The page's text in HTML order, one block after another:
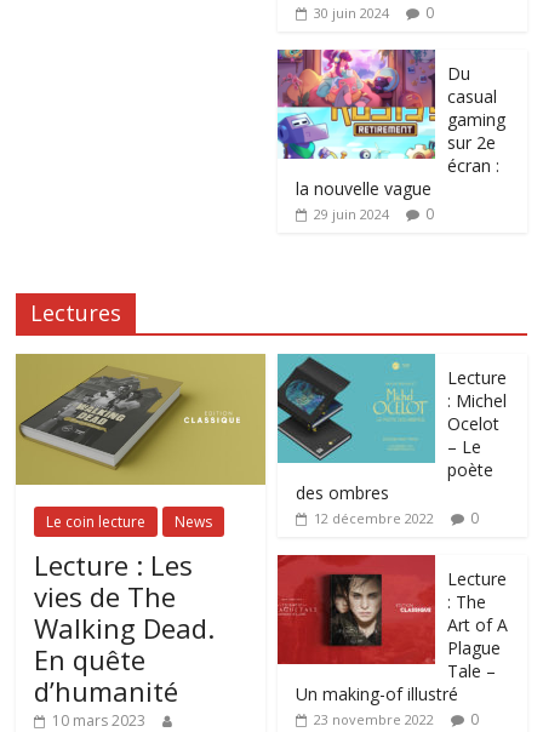
30 juin 2024 0
Du
casual
gaming
sur 2e
écran :
la nouvelle vague
29 juin 2024 0
Lectures
Le coin lecture News
Lecture : Les
vies de The
Walking Dead.
En quête
d’humanité
10 mars 2023
Lecture
: Michel
Ocelot
– Le
poète
des ombres
12 décembre 2022 0
Lecture
: The
Art of A
Plague
Tale –
Un making-of illustré
23 novembre 2022 0